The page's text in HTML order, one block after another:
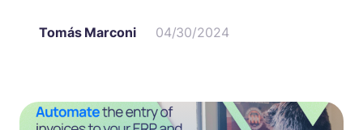
Tomás Marconi 04/30/2024